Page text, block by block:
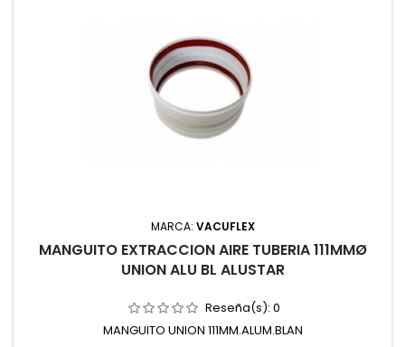
MARCA: VACUFLEX
MANGUITO EXTRACCION AIRE TUBERIA 111MMØ
UNION ALU BL ALUSTAR
Reseña(s): 0
MANGUITO UNION 111MM.ALUM.BLAN